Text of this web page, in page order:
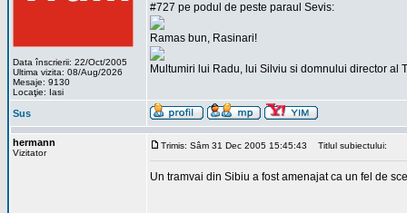
Data înscrierii: 22/Oct/2005
Ultima vizita: 08/Aug/2026
Mesaje: 9130
Locaţie: Iasi
#727 pe podul de peste paraul Sevis:
Ramas bun, Rasinari!
Multumiri lui Radu, lui Silviu si domnului director al
Sus
hermann
Vizitator
Trimis: Sâm 31 Dec 2005 15:45:43 Titlul subiectului:
Un tramvai din Sibiu a fost amenajat ca un fel de